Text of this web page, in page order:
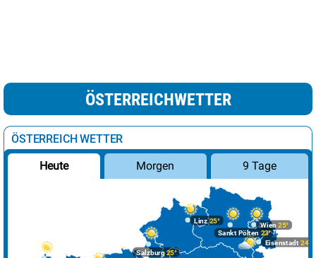
ÖSTERREICHWETTER
ÖSTERREICH WETTER
Heute Morgen 9 Tage
Linz25°
Salzburg25°
Wien 25°
Eisenstadt 24°
Sankt Pölten 23°